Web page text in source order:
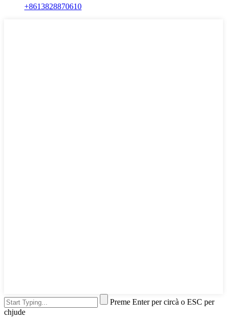
+8613828870610
Preme Enter per circà o ESC per
chjude